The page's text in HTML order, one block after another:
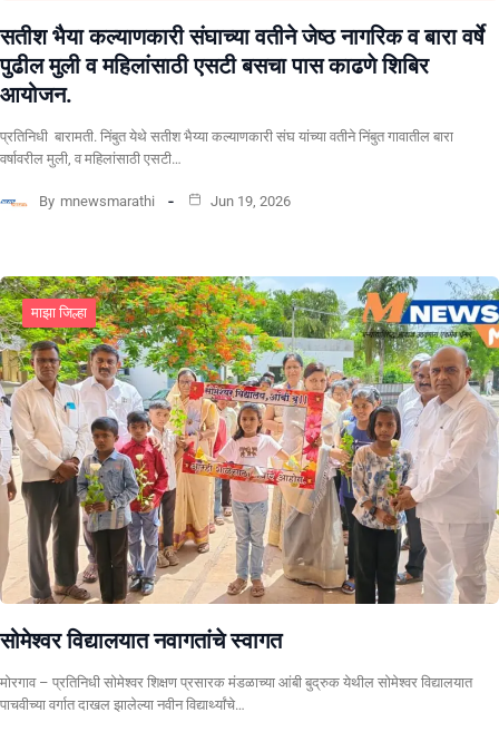
सतीश भैया कल्याणकारी संघाच्या वतीने जेष्ठ नागरिक व बारा वर्षे
पुढील मुली व महिलांसाठी एसटी बसचा पास काढणे शिबिर
आयोजन.
प्रतिनिधी बारामती. निंबुत येथे सतीश भैय्या कल्याणकारी संघ यांच्या वतीने निंबुत गावातील बारा
वर्षावरील मुली, व महिलांसाठी एसटी…
By mnewsmarathi Jun 19, 2026
माझा जिल्हा
सोमेश्वर विद्यालयात नवागतांचे स्वागत
मोरगाव – प्रतिनिधी सोमेश्वर शिक्षण प्रसारक मंडळाच्या आंबी बुद्रुक येथील सोमेश्वर विद्यालयात
पाचवीच्या वर्गात दाखल झालेल्या नवीन विद्यार्थ्यांचे…